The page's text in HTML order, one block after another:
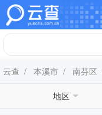
云查 / 本溪市 / 南芬区
地区